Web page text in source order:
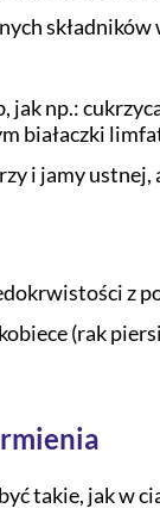
np.:
białaczki
i jamy ustnej,
z
(rak
takie, jak w